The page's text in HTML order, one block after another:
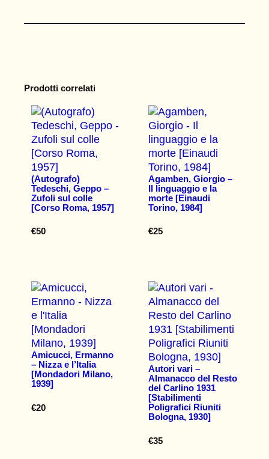
Prodotti correlati
(Autografo)
Tedeschi, Geppo –
Zufoli sul colle
[Corso Roma, 1957]
€50
Agamben, Giorgio –
Il linguaggio e la
morte [Einaudi
Torino, 1984]
€25
Amicucci, Ermanno
– Nizza e l’Italia
[Mondadori Milano,
1939]
€20
Autori vari –
Almanacco del Resto
del Carlino 1931
[Stabilimenti
Poligrafici Riuniti
Bologna, 1930]
€35